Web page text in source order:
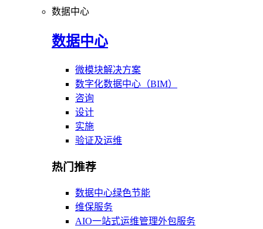
数据中心
数据中心
微模块解决方案
数字化数据中心（BIM）
咨询
设计
实施
验证及运维
热门推荐
数据中心绿色节能
维保服务
AIO一站式运维管理外包服务